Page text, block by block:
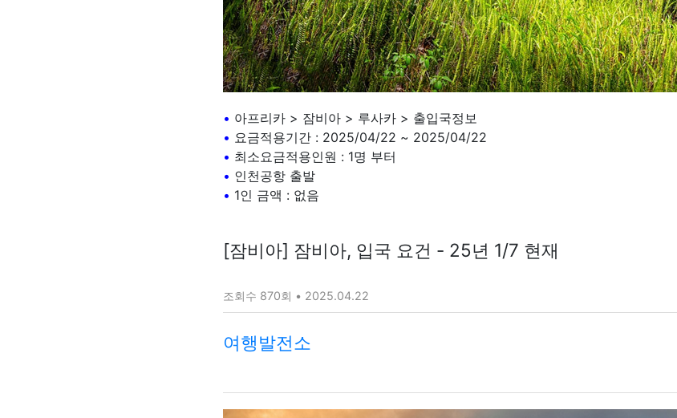
• 아프리카 > 잠비아 > 루사카 > 출입국정보
• 요금적용기간 : 2025/04/22 ~ 2025/04/22
• 최소요금적용인원 : 1명 부터
• 인천공항 출발
• 1인 금액 : 없음
[잠비아] 잠비아, 입국 요건 - 25년 1/7 현재
조회수 870회 • 2025.04.22
여행발전소